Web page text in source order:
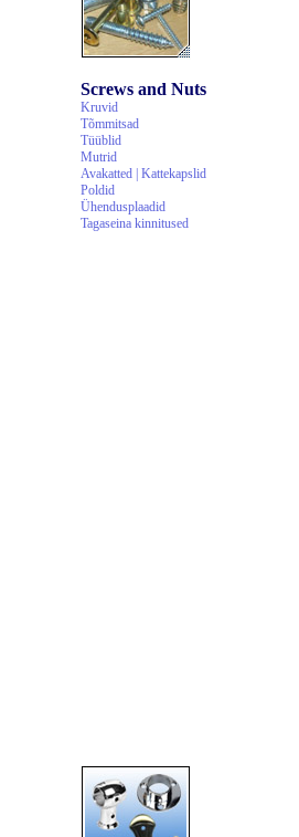
Screws and Nuts
Kruvid
Tõmmitsad
Tüüblid
Mutrid
Avakatted | Kattekapslid
Poldid
Ühendusplaadid
Tagaseina kinnitused